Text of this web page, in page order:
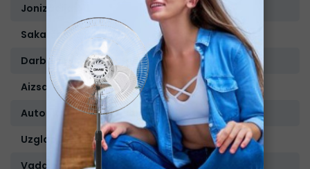
Jonizācija:
Nav
Sakaršanas laiks, sek.:
60
Darba virsmas materiāls:
Titāns
Aizsardzība pret pārkaršanu:
Nav
Automātiskā atslēgšanās:
Nav
Uzglabāšanas soma:
Nav
Vada garums m;